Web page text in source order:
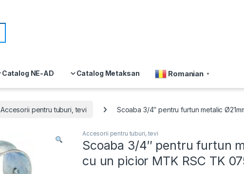
Catalog NE-AD Catalog Metaksan Romanian ▼
Accesorii pentru tuburi, tevi Scoaba 3/4″ pentru furtun metalic
Accesorii pentru tuburi, tevi
Scoaba 3/4″ pentru furtun
cu un picior MTK RSC TK